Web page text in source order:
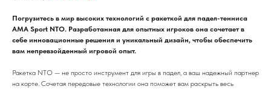
Погрузитесь в мир высоких технологий с ракеткой для падел-тенниса
AMA Sport NTO. Разработанная для опытных игроков она сочетает в
себе инновационные решения и уникальный дизайн, чтобы обеспечить
вам непревзойденный игровой опыт.
Ракетка NTO — не просто инструмент для игры в падел, а ваш надежный партнер
на корте. Сочетая передовые технологии она поможет вам раскрыть весь